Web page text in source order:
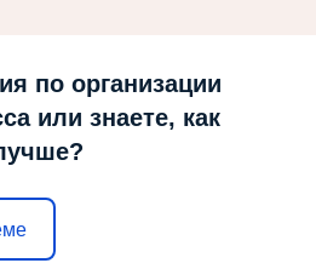
по организации
или знаете, как